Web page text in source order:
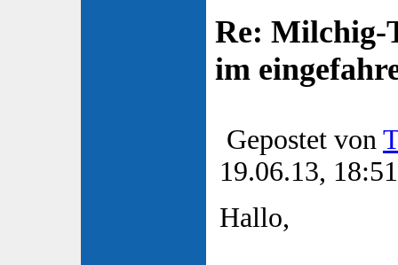
Re: Milchig-
im
Gepostet von
19.06.13, 18:51
Hallo,